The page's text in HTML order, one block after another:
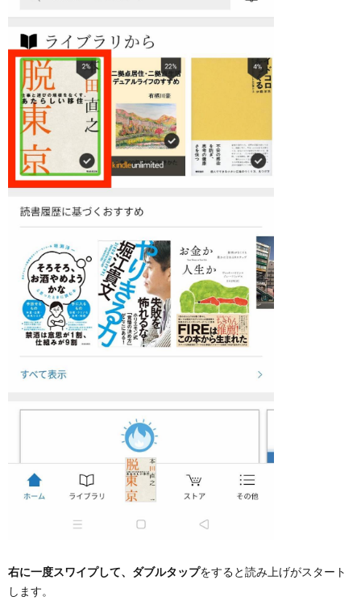
右に一度スワイプして、ダブルタップをすると読み上げがスタート
します。